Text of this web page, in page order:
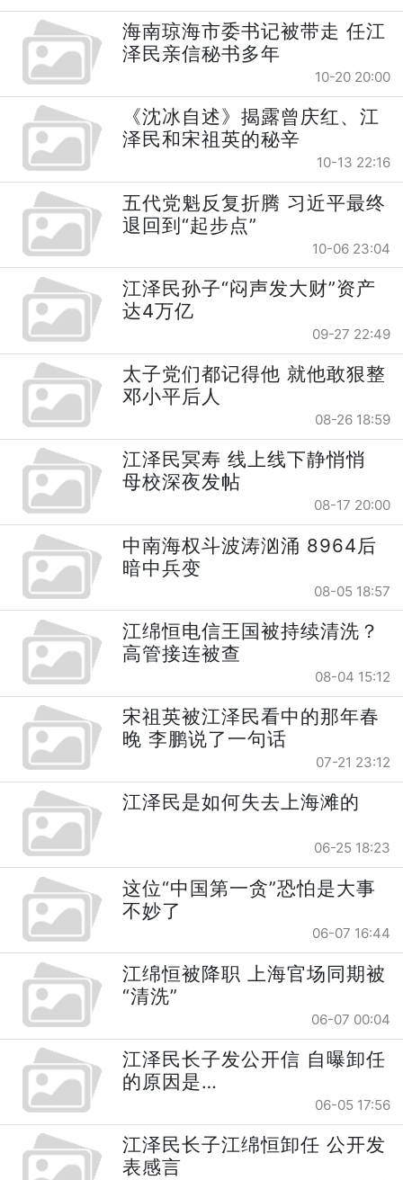
海南琼海市委书记被带走 任江
泽民亲信秘书多年
10-20 20:00
《沈冰自述》揭露曾庆红、江
泽民和宋祖英的秘辛
10-13 22:16
五代党魁反复折腾 习近平最终
退回到“起步点”
10-06 23:04
江泽民孙子“闷声发大财”资产
达4万亿
09-27 22:49
太子党们都记得他 就他敢狠整
邓小平后人
08-26 18:59
江泽民冥寿 线上线下静悄悄
母校深夜发帖
08-17 20:00
中南海权斗波涛汹涌 8964后
暗中兵变
08-05 18:57
江绵恒电信王国被持续清洗？
高管接连被查
08-04 15:12
宋祖英被江泽民看中的那年春
晚 李鹏说了一句话
07-21 23:12
江泽民是如何失去上海滩的
06-25 18:23
这位“中国第一贪”恐怕是大事
不妙了
06-07 16:44
江绵恒被降职 上海官场同期被
“清洗”
06-07 00:04
江泽民长子发公开信 自曝卸任
的原因是…
06-05 17:56
江泽民长子江绵恒卸任 公开发
表感言